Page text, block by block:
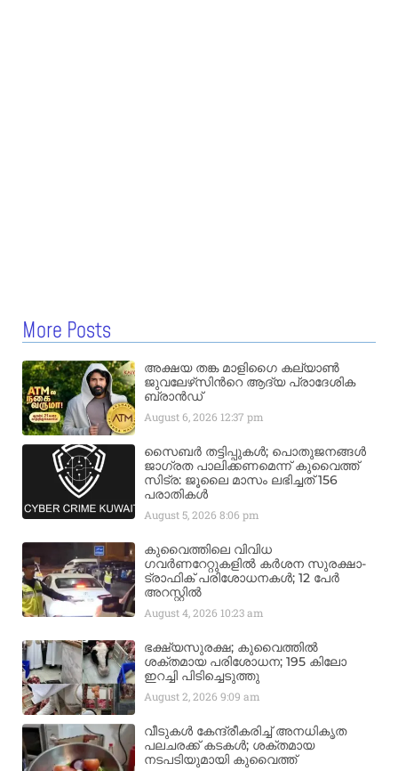
More Posts
അക്ഷയ തങ്ക മാളിഗൈ കല്യാണ്‍
ജുവലേഴ്‌സിന്‍റെ ആദ്യ പ്രാദേശിക
ബ്രാന്‍ഡ്
August 6, 2026 12:37 pm
സൈബർ തട്ടിപ്പുകൾ; പൊതുജനങ്ങൾ
ജാഗ്രത പാലിക്കണമെന്ന് കുവൈത്ത്
സിട്ര: ജൂലൈ മാസം ലഭിച്ചത് 156
പരാതികൾ
August 5, 20268:06 pm
കുവൈത്തിലെ വിവിധ
ഗവർണറേറ്റുകളിൽ കർശന സുരക്ഷാ-
ട്രാഫിക് പരിശോധനകൾ; 12 പേർ
അറസ്റ്റിൽ
August 4, 2026 10:23 am
ഭക്ഷ്യസുരക്ഷ; കുവൈത്തിൽ
ശക്തമായ പരിശോധന; 195 കിലോ
ഇറച്ചി പിടിച്ചെടുത്തു
August 2, 20269:09 am
വീടുകൾ കേന്ദ്രീകരിച്ച് അനധികൃത
പലചരക്ക് കടകൾ; ശക്തമായ
നടപടിയുമായി കുവൈത്ത്